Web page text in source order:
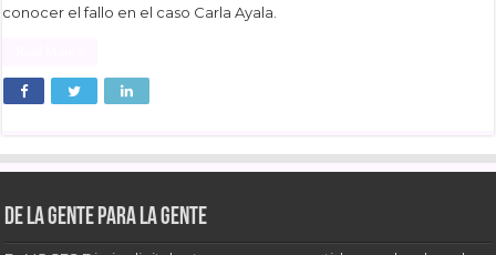
conocer el fallo en el caso Carla Ayala.
De la gente para la gente